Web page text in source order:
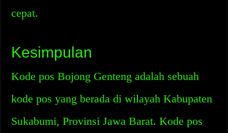
cepat.
Kesimpulan
Kode pos Bojong Genteng adalah sebuah
kode pos yang berada di wilayah Kabupaten
Sukabumi, Provinsi Jawa Barat. Kode pos